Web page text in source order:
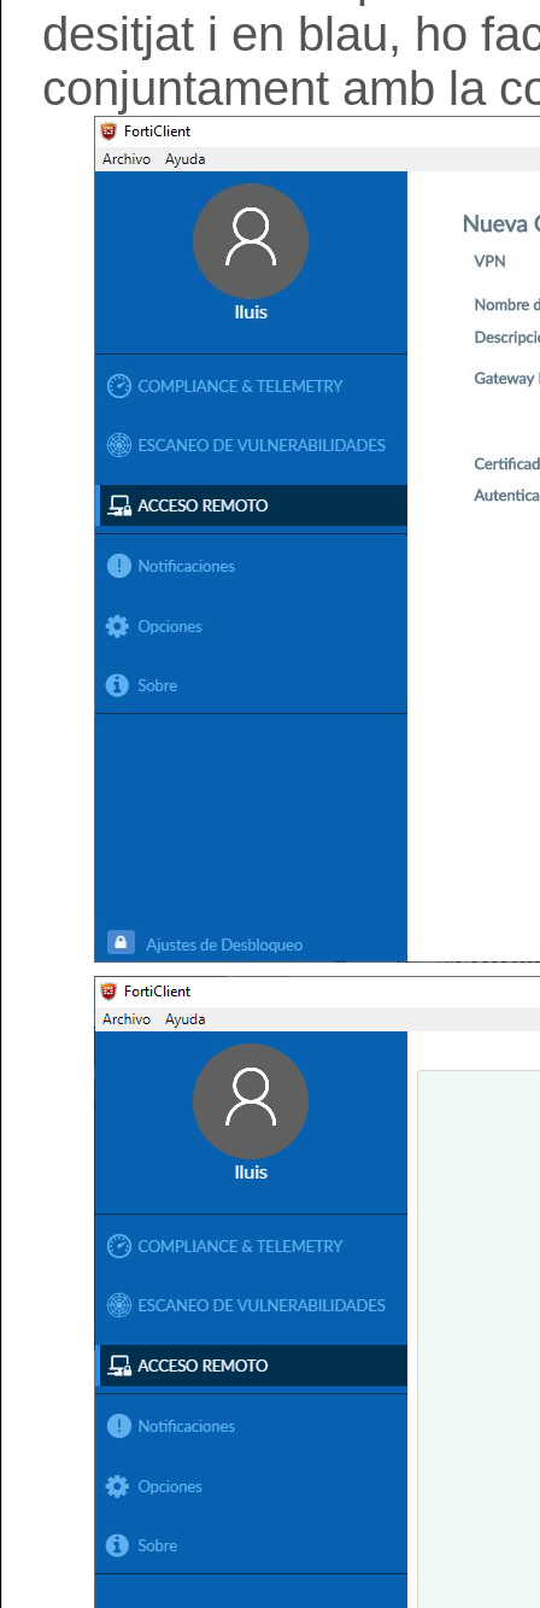
desitjat i en blau, ho
conjuntament amb la